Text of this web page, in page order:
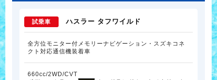
試乗車 ハスラー タフワイルド
全方位モニター付メモリーナビゲーション・スズキコネ
クト対応通信機装着車
660cc/2WD/CVT